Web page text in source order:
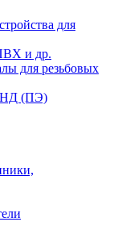
для
и др.
для резьбовых
(ПЭ)